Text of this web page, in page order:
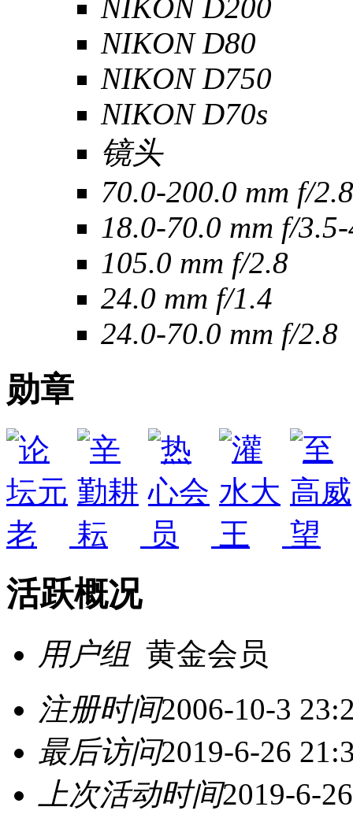
NIKON D200
NIKON D80
NIKON D750
NIKON D70s
镜头
70.0-200.0 mm f/2.8
18.0-70.0 mm f/
105.0 mm f/2.8
24.0 mm f/1.4
24.0-70.0 mm f/2.8
勋章
活跃概况
用户组 黄金会员
注册时间2006-10-3
最后访问2019-6-26
上次活动时间2019-6-